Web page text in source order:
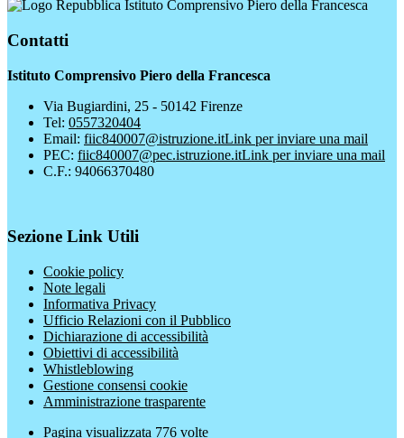
Istituto Comprensivo Piero della Francesca
Contatti
Istituto Comprensivo Piero della Francesca
Via Bugiardini, 25 - 50142 Firenze
Tel: 0557320404
Email: fiic840007@istruzione.itLink per inviare una mail
PEC: fiic840007@pec.istruzione.itLink per inviare una mail
C.F.: 94066370480
Sezione Link Utili
Cookie policy
Note legali
Informativa Privacy
Ufficio Relazioni con il Pubblico
Dichiarazione di accessibilità
Obiettivi di accessibilità
Whistleblowing
Gestione consensi cookie
Amministrazione trasparente
Pagina visualizzata 776 volte